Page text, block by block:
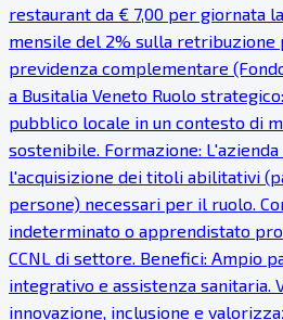
restaurant da € 7,00 per giornata
mensile del 2% sulla retribuzione
previdenza complementare
a Busitalia Veneto Ruolo
pubblico locale in un contesto di
sostenibile. Formazione:
l'acquisizione dei titoli abilitativi
persone) necessari per il ruolo.
indeterminato o apprendistato
CCNL di settore. Benefici: Ampio
integrativo e assistenza sanitaria.
innovazione, inclusione e